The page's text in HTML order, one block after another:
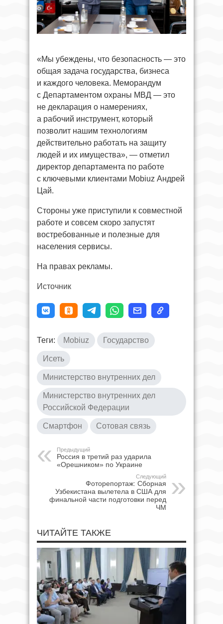
«Мы убеждены, что безопасность — это
общая задача государства, бизнеса
и каждого человека. Меморандум
с Департаментом охраны МВД — это
не декларация о намерениях,
а рабочий инструмент, который
позволит нашим технологиям
действительно работать на защиту
людей и их имущества», — отметил
директор департамента по работе
с ключевыми клиентами Mobiuz Андрей
Цай.
Стороны уже приступили к совместной
работе и совсем скоро запустят
востребованные и полезные для
населения сервисы.
На правах рекламы.
Источник
Теги: Mobiuz Государство
Исеть
Министерство внутренних дел
Министерство внутренних дел
Российской Федерации
Смартфон Сотовая связь
Предыдущий
Россия в третий раз ударила
«Орешником» по Украине
Следующий
Фоторепортаж: Сборная
Узбекистана вылетела в США для
финальной части подготовки перед
ЧМ
ЧИТАЙТЕ ТАКЖЕ